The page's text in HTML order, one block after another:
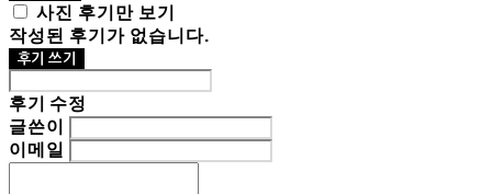
사진 후기만 보기
작성된 후기가 없습니다.
후기 쓰기
후기 수정
글쓴이
이메일